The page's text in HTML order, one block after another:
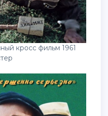
кросс фильм 1961